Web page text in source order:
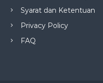
Syarat dan Ketentuan
Privacy Policy
FAQ